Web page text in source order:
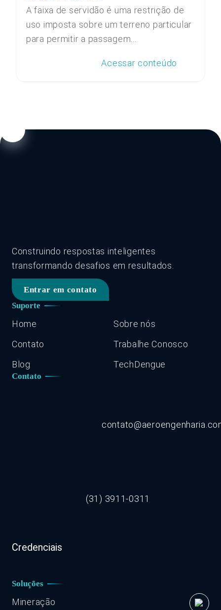
A faixa de servidão é uma restrição de
uso imposta sobre um terreno particular
para permitir a passagem...
Acessar conteúdo
Construindo respostas inteligentes
transformando desafios em resultados.
Entrar em contato
Suporte
Home
Sobre nós
Contato
Trabalhe Conosco
Blog
TechDengue
Contato
(31) 3911-0311
Credenciais
Soluções
Mineração